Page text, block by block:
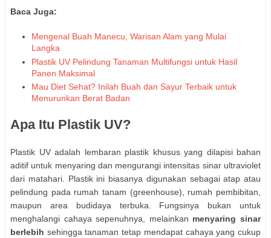
Baca Juga:
Mengenal Buah Manecu, Warisan Alam yang Mulai
Langka
Plastik UV Pelindung Tanaman Multifungsi untuk Hasil
Panen Maksimal
Mau Diet Sehat? Inilah Buah dan Sayur Terbaik untuk
Menurunkan Berat Badan
Apa Itu Plastik UV?
Plastik UV adalah lembaran plastik khusus yang dilapisi bahan
aditif untuk menyaring dan mengurangi intensitas sinar ultraviolet
dari matahari. Plastik ini biasanya digunakan sebagai atap atau
pelindung pada rumah tanam (greenhouse), rumah pembibitan,
maupun area budidaya terbuka. Fungsinya bukan untuk
menghalangi cahaya sepenuhnya, melainkan menyaring sinar
berlebih sehingga tanaman tetap mendapat cahaya yang cukup